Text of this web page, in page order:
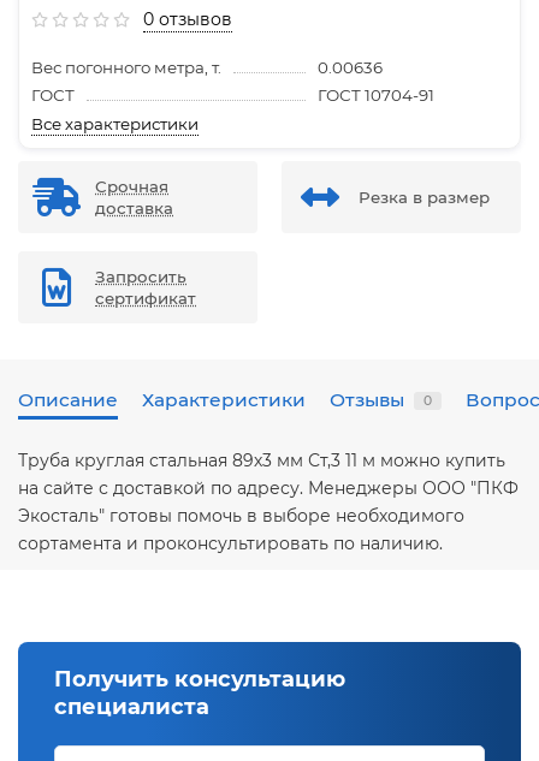
0 отзывов
Вес погонного метра, т.
0.00636
ГОСТ
ГОСТ 10704-91
Все характеристики
Срочная
доставка
Резка в размер
Запросить
сертификат
Описание Характеристики Отзывы 0
Труба круглая стальная 89х3 мм Ст,3 11 м можно купить
на сайте с доставкой по адресу. Менеджеры ООО "ПКФ
Экосталь" готовы помочь в выборе необходимого
сортамента и проконсультировать по наличию.
Получить консультацию
специалиста